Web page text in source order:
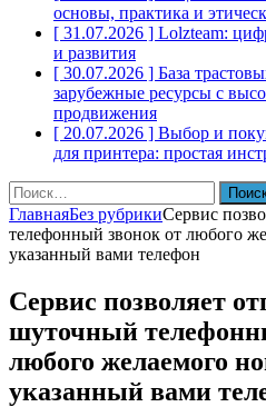
основы, практика и
[ 31.07.2026 ] Lolzteam:
и развития
[ 30.07.2026 ] База
зарубежные ресурсы с
продвижения
[ 20.07.2026 ] Выбор и
для принтера: простая
Найти:
ГлавнаяБез рубрикиСервис
телефонный звонок от любого
указанный вами телефон
Сервис позволяет
шуточный
любого желаемого
указанный вами